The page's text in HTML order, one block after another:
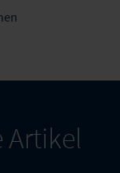
Artikel